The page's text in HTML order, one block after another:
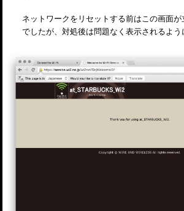
ネットワークをリセットする前はこの画面
でしたが、対処後は問題なく表示されるよう